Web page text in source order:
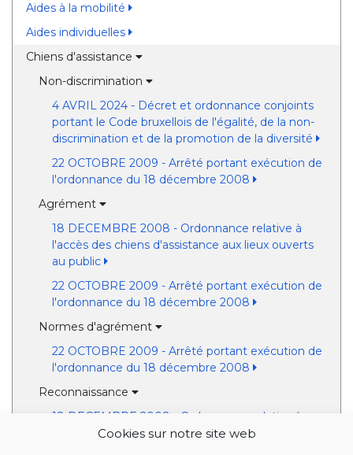
Cookies sur notre site web
Aides à la mobilité
Aides individuelles
Chiens d'assistance
Non-discrimination
4 AVRIL 2024 - Décret et ordonnance conjoints
portant le Code bruxellois de l'égalité, de la non-
discrimination et de la promotion de la diversité
22 OCTOBRE 2009 - Arrêté portant exécution de
l'ordonnance du 18 décembre 2008
Agrément
18 DECEMBRE 2008 - Ordonnance relative à
l'accès des chiens d'assistance aux lieux ouverts
au public
22 OCTOBRE 2009 - Arrêté portant exécution de
l'ordonnance du 18 décembre 2008
Normes d'agrément
22 OCTOBRE 2009 - Arrêté portant exécution de
l'ordonnance du 18 décembre 2008
Reconnaissance
18 DECEMBRE 2008 - Ordonnance relative à
l'accès des chiens d'assistance aux lieux ouverts